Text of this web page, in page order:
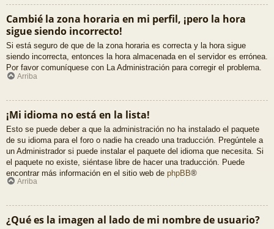
Cambié la zona horaria en mi perfil, ¡pero la hora
sigue siendo incorrecto!
Si está seguro de que de la zona horaria es correcta y la hora sigue
siendo incorrecta, entonces la hora almacenada en el servidor es errónea.
Por favor comuníquese con La Administración para corregir el problema.
Arriba
¡Mi idioma no está en la lista!
Esto se puede deber a que la administración no ha instalado el paquete
de su idioma para el foro o nadie ha creado una traducción. Pregúntele a
un Administrador si puede instalar el paquete del idioma que necesita. Si
el paquete no existe, siéntase libre de hacer una traducción. Puede
encontrar más información en el sitio web de phpBB®
Arriba
¿Qué es la imagen al lado de mi nombre de usuario?